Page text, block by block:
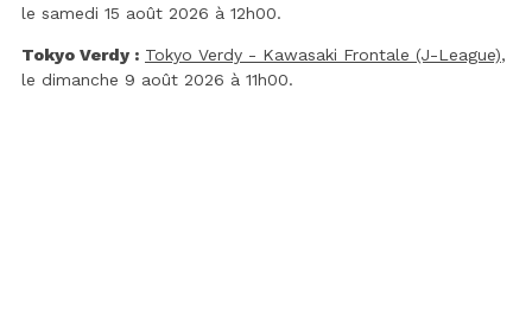
le samedi 15 août 2026 à 12h00.
Tokyo Verdy : Tokyo Verdy - Kawasaki Frontale (J-League),
le dimanche 9 août 2026 à 11h00.